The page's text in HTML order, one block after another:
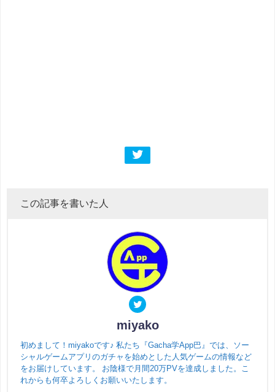
この記事を書いた人
miyako
初めまして！miyakoです♪ 私たち『Gacha学App巴』では、ソー
シャルゲームアプリのガチャを始めとした人気ゲームの情報など
をお届けしています。 お陰様で月間20万PVを達成しました。こ
れからも何卒よろしくお願いいたします。